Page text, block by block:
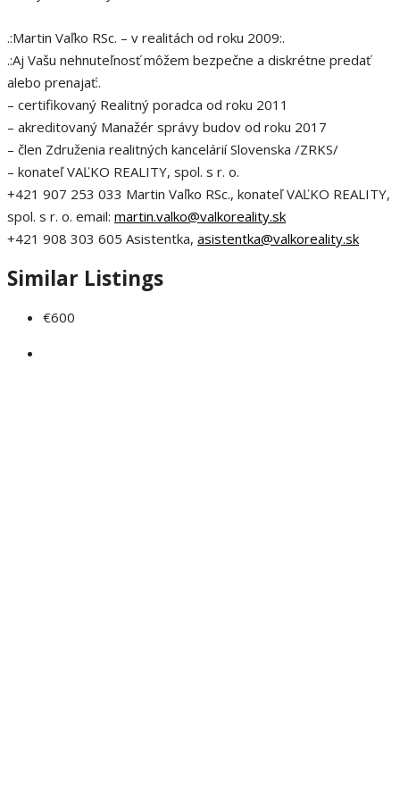
.:Martin Vaľko RSc. – v realitách od roku 2009:.
.:Aj Vašu nehnuteľnosť môžem bezpečne a diskrétne predať
alebo prenajať:.
– certifikovaný Realitný poradca od roku 2011
– akreditovaný Manažér správy budov od roku 2017
– člen Združenia realitných kancelárií Slovenska /ZRKS/
– konateľ VAĽKO REALITY, spol. s r. o.
+421 907 253 033 Martin Vaľko RSc., konateľ VAĽKO REALITY,
spol. s r. o. email: martin.valko@valkoreality.sk
+421 908 303 605 Asistentka, asistentka@valkoreality.sk
Similar Listings
€600